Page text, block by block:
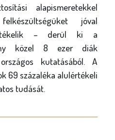
alapismeretekkel
jóval
– derül ki a
közel 8 ezer diák
kutatásából. A
69 százaléka alulértékeli
tudását.